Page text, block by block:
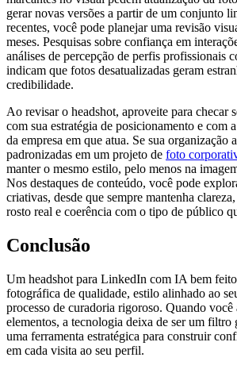
gerar novas versões a partir de um conjunto
recentes, você pode planejar uma revisão
meses. Pesquisas sobre confiança em
análises de percepção de perfis profissionais
indicam que fotos desatualizadas geram
credibilidade.
Ao revisar o headshot, aproveite para checar
com sua estratégia de posicionamento e com
da empresa em que atua. Se sua organização
padronizadas em um projeto de foto
manter o mesmo estilo, pelo menos na
Nos destaques de conteúdo, você pode
criativas, desde que sempre mantenha
rosto real e coerência com o tipo de público
Conclusão
Um headshot para LinkedIn com IA bem
fotográfica de qualidade, estilo alinhado ao
processo de curadoria rigoroso. Quando você
elementos, a tecnologia deixa de ser um filtro
uma ferramenta estratégica para construir
em cada visita ao seu perfil.